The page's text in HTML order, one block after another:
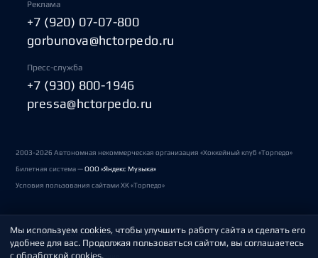
Реклама
+7 (920) 07-07-800
gorbunova@hctorpedo.ru
Пресс-служба
+7 (930) 800-1946
pressa@hctorpedo.ru
2003-2026 Автономная некоммерческая организация «Хоккейный клуб «Торпедо»
Билетная система —ООО «Яндекс Музыка»
Условия пользования сайтами ХК «Торпедо»
Политика обработки персональных данных
Пользовательское соглашение
Мы используем cookies, чтобы улучшить работу сайта и сделать его
удобнее для вас. Продолжая пользоваться сайтом, вы соглашаетесь
с обработкой cookies.